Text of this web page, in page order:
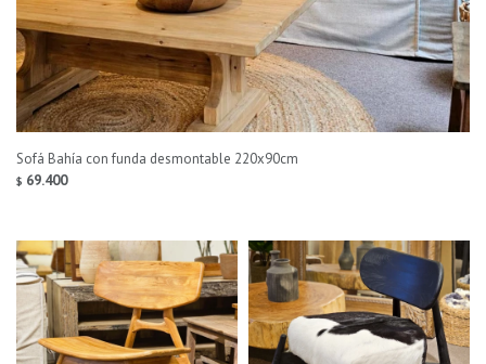
Sofá Bahía con funda desmontable 220x90cm
$ 69.400